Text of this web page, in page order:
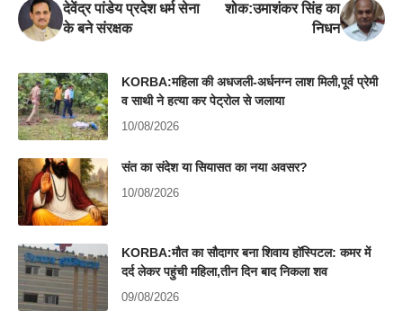
देवेंद्र पांडेय प्रदेश धर्म सेना
के बने संरक्षक
शोक:उमाशंकर सिंह का
निधन
KORBA:महिला की अधजली-अर्धनग्न लाश मिली,पूर्व प्रेमी
व साथी ने हत्या कर पेट्रोल से जलाया
10/08/2026
संत का संदेश या सियासत का नया अवसर?
10/08/2026
KORBA:मौत का सौदागर बना शिवाय हॉस्पिटल: कमर में
दर्द लेकर पहुंची महिला,तीन दिन बाद निकला शव
09/08/2026